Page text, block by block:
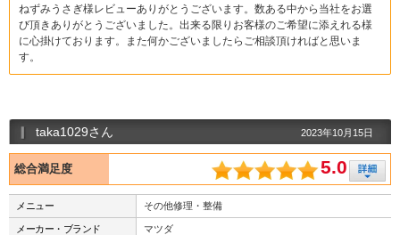
ねずみうさぎ様レビューありがとうございます。数ある中から当社をお選
び頂きありがとうございました。出来る限りお客様のご希望に添えれる様
に心掛けております。また何かございましたらご相談頂ければと思いま
す。
taka1029さん 2023年10月15日
総合満足度 5.0
メニュー その他修理・整備
メーカー・ブランド マツダ